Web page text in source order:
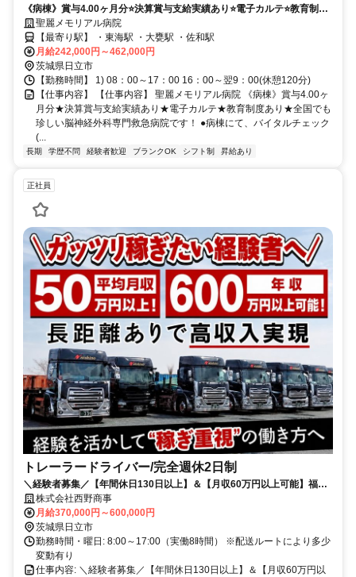
《病棟》賞与4.00ヶ月分⭐決算賞与支給実績あり⭐電子カルテ⭐教育制度
あり⭐全国でも珍しい脳神経外科専門救急病院です❗️
聖麗メモリアル病院
【最寄り駅】 ・東海駅 ・大甕駅 ・佐和駅
月給242,000円～462,000円
茨城県日立市
【勤務時間】 1) 08：00～17：00 16：00～翌9：00(休憩120分)
【仕事内容】 【仕事内容】 聖麗メモリアル病院 《病棟》賞与4.00ヶ
月分★決算賞与支給実績あり★電子カルテ★教育制度あり★全国でも
珍しい脳神経外科専門救急病院です！ ●病棟にて、バイタルチェック
(...
長期 学歴不問 経験者歓迎 ブランクOK シフト制 昇給あり
正社員
トレーラードライバー/完全週休2日制
＼経験者募集／【年間休日130日以上】＆【月収60万円以上可能】福利
厚生や手当も充実♪長く安定して働けます♪急募！２～３名採用予定！
株式会社西野商事
月給370,000円～600,000円
茨城県日立市
勤務時間・曜日: 8:00～17:00（実働8時間） ※配送ルートにより多少
変動有り
仕事内容: ＼経験者募集／【年間休日130日以上】＆【月収60万円以